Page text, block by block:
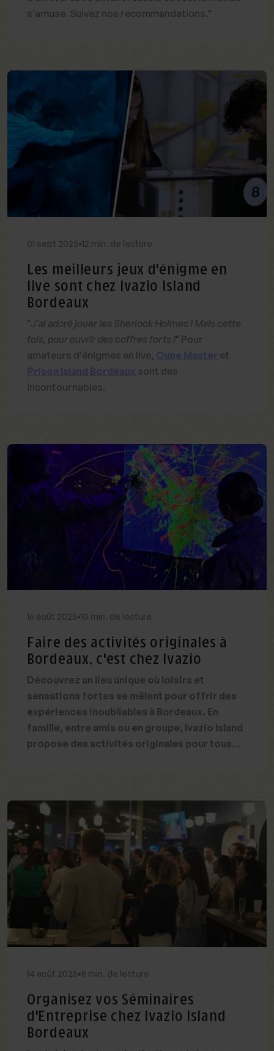
s'amuse. Suivez nos recommandations."
01 sept 2025•12 min. de lecture
Les meilleurs jeux d'énigme en
live sont chez Ivazio Island
Bordeaux
"J'ai adoré jouer les Sherlock Holmes ! Mais cette
fois, pour ouvrir des coffres forts !" Pour
amateurs d'énigmes en live,
et
sont des
incontournables.
16 août 2025•10 min. de lecture
Faire des activités originales à
Bordeaux, c'est chez Ivazio
Découvrez un lieu unique où loisirs et
sensations fortes se mêlent pour offrir des
expériences inoubliables à Bordeaux. En
famille, entre amis ou en groupe, Ivazio Island
propose des activités originales pour tous
14 août 2025•8 min. de lecture
Organisez vos Séminaires
d'Entreprise chez Ivazio Island
Bordeaux